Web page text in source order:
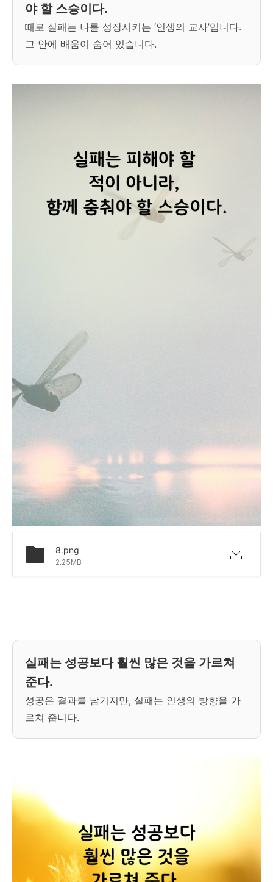
야 할 스승이다.
때로 실패는 나를 성장시키는 ‘인생의 교사’입니다.
그 안에 배움이 숨어 있습니다.
8.png
2.25MB
실패는 성공보다 훨씬 많은 것을 가르쳐
준다.
성공은 결과를 남기지만, 실패는 인생의 방향을 가
르쳐 줍니다.